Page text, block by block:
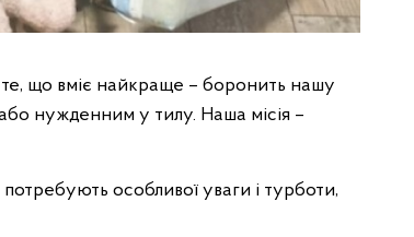
що вміє найкраще – боронить нашу
нужденним у тилу. Наша місія –
потребують особливої уваги і турботи,